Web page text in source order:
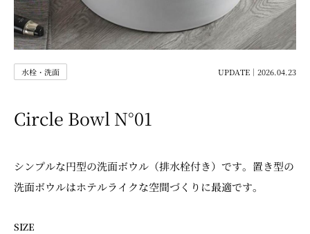
水栓・洗面 UPDATE｜2026.04.23
Circle Bowl N°01
シンプルな円型の洗面ボウル（排水栓付き）です。置き型の
洗面ボウルはホテルライクな空間づくりに最適です。
SIZE